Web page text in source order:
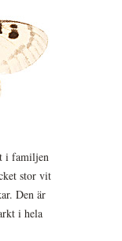
i familjen
stor vit
Den är
i hela